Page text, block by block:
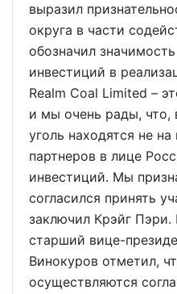
выразил
округа в части
обозначил
инвестиций в
Realm Coal Limited –
и мы очень рады, что,
уголь находятся не
партнеров в лице
инвестиций. Мы
согласился принять
заключил Крэйг
старший вице-
Винокуров отметил,
осуществляются